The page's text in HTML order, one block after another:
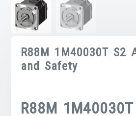
R88M 1M40030T S2
and Safety
R88M